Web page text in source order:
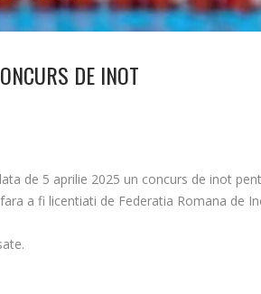
DE INOT
de 5 aprilie 2025 un concurs de inot
a fi licentiati de Federatia Romana de